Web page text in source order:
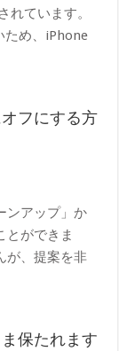
れています。
ため、iPhone
フにする方
ンアップ」か
とができま
が、提案を非
保たれます